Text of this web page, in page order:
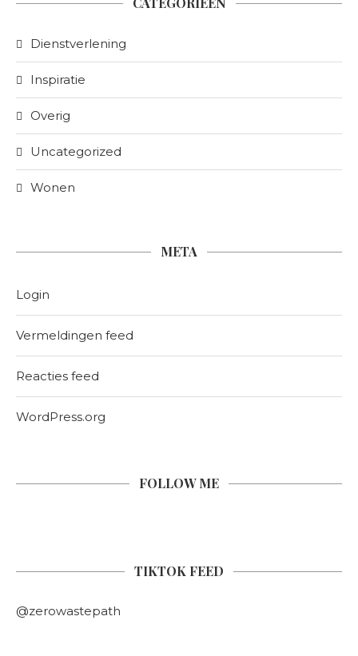
Dienstverlening
Inspiratie
Overig
Uncategorized
Wonen
META
Login
Vermeldingen feed
Reacties feed
WordPress.org
FOLLOW ME
TIKTOK FEED
@zerowastepath